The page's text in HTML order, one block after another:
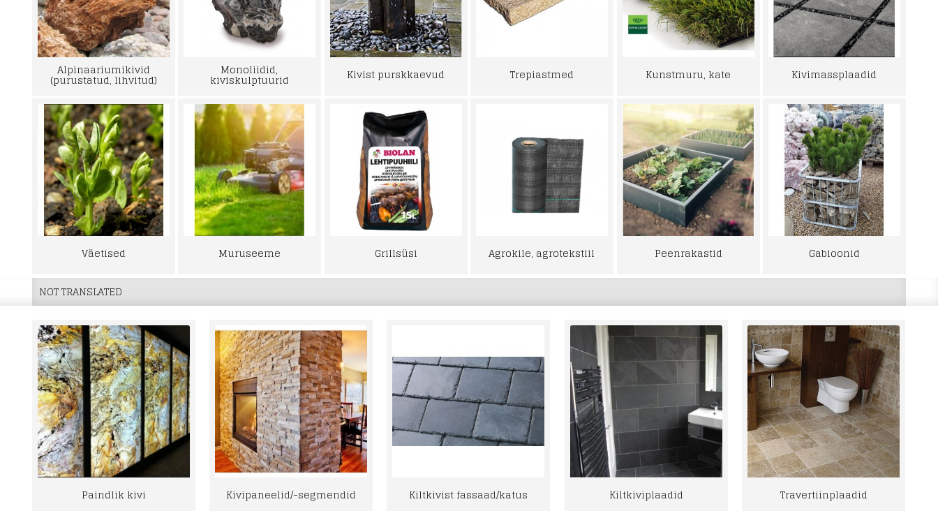
Alpinaariumikivid
(purustatud, lihvitud)
Monoliidid,
kiviskulptuurid Kivist purskkaevud Trepiastmed Kunstmuru, kate Kivimassplaadid
Väetised Muruseeme Grillsüsi Agrokile, agrotekstiil Peenrakastid Gabioonid
NOT TRANSLATED
Paindlik kivi Kivipaneelid/-segmendid Kiltkivist fassaad/katus Kiltkiviplaadid Travertiinplaadid